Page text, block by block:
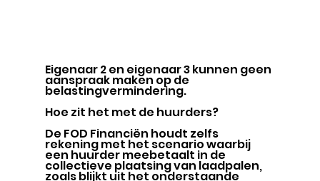
Eigenaar 2 en eigenaar 3 kunnen geen
aanspraak maken op de
belastingvermindering.
Hoe zit het met de huurders?
De FOD Financiën houdt zelfs
rekening met het scenario waarbij
een huurder meebetaalt in de
collectieve plaatsing van laadpalen,
zoals blijkt uit het onderstaande